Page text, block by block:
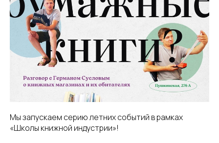
Мы запускаем серию летних событий в рамках
«Школы книжной индустрии»!